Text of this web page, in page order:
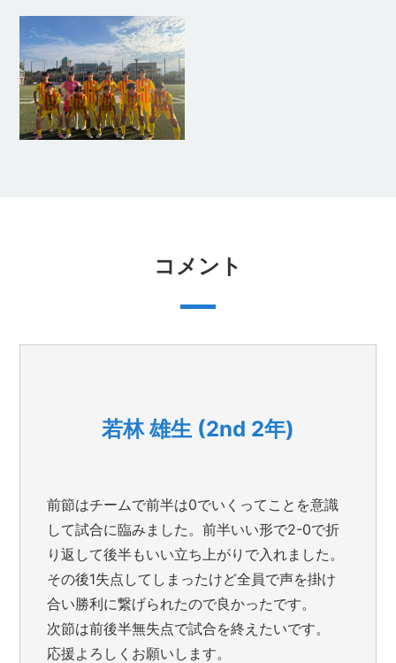
コメント
若林 雄生 (2nd 2年)
前節はチームで前半は0でいくってことを意識
して試合に臨みました。前半いい形で2-0で折
り返して後半もいい立ち上がりで入れました。
その後1失点してしまったけど全員で声を掛け
合い勝利に繋げられたので良かったです。
次節は前後半無失点で試合を終えたいです。
応援よろしくお願いします。